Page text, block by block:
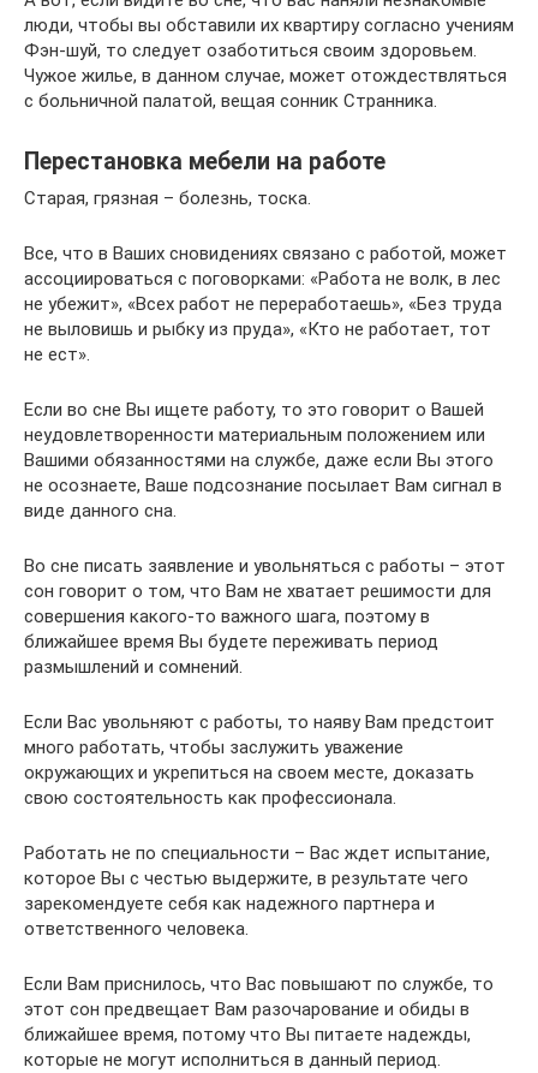
люди, чтобы вы обставили их квартиру согласно учениям
Фэн-шуй, то следует озаботиться своим здоровьем.
Чужое жилье, в данном случае, может отождествляться
с больничной палатой, вещая сонник Странника.
Перестановка мебели на работе
Старая, грязная – болезнь, тоска.
Все, что в Ваших сновидениях связано с работой, может
ассоциироваться с поговорками: «Работа не волк, в лес
не убежит», «Всех работ не переработаешь», «Без труда
не выловишь и рыбку из пруда», «Кто не работает, тот
не ест».
Если во сне Вы ищете работу, то это говорит о Вашей
неудовлетворенности материальным положением или
Вашими обязанностями на службе, даже если Вы этого
не осознаете, Ваше подсознание посылает Вам сигнал в
виде данного сна.
Во сне писать заявление и увольняться с работы – этот
сон говорит о том, что Вам не хватает решимости для
совершения какого-то важного шага, поэтому в
ближайшее время Вы будете переживать период
размышлений и сомнений.
Если Вас увольняют с работы, то наяву Вам предстоит
много работать, чтобы заслужить уважение
окружающих и укрепиться на своем месте, доказать
свою состоятельность как профессионала.
Работать не по специальности – Вас ждет испытание,
которое Вы с честью выдержите, в результате чего
зарекомендуете себя как надежного партнера и
ответственного человека.
Если Вам приснилось, что Вас повышают по службе, то
этот сон предвещает Вам разочарование и обиды в
ближайшее время, потому что Вы питаете надежды,
которые не могут исполниться в данный период.